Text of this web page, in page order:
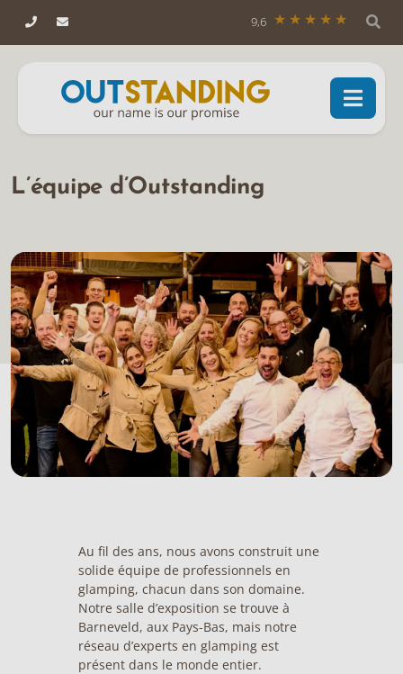
9,6
L’équipe d’Outstanding
Au fil des ans, nous avons construit une
solide équipe de professionnels en
glamping, chacun dans son domaine.
Notre salle d’exposition se trouve à
Barneveld, aux Pays-Bas, mais notre
réseau d’experts en glamping est
présent dans le monde entier.